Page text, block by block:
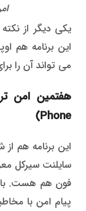
یکی دیگر از
این برنامه
می تواند آن را
Phone)
این برنامه هم
سایلنت سیرکل
فون هم هست. با
پیام امن با